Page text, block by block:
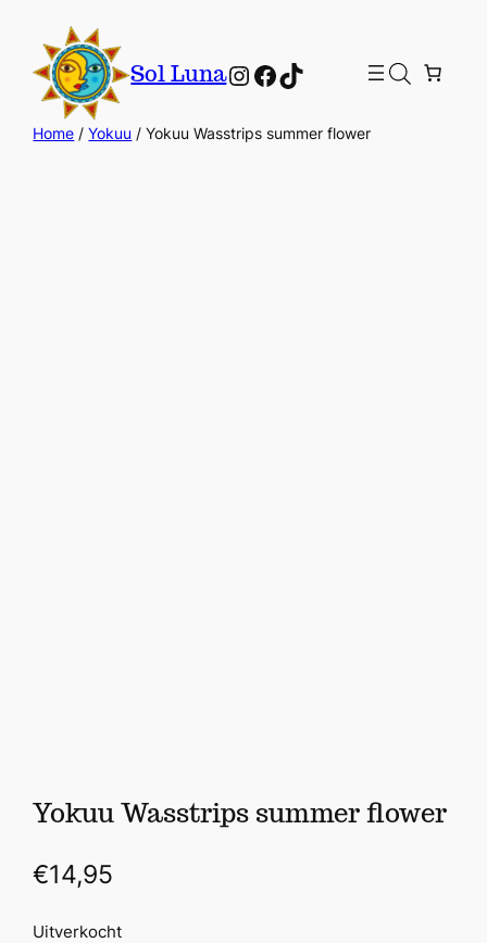
Sol LunaInstagram
Facebook
TikTok
Home /Yokuu / Yokuu Wasstrips summer flower
Yokuu Wasstrips summer flower
€14,95
Uitverkocht